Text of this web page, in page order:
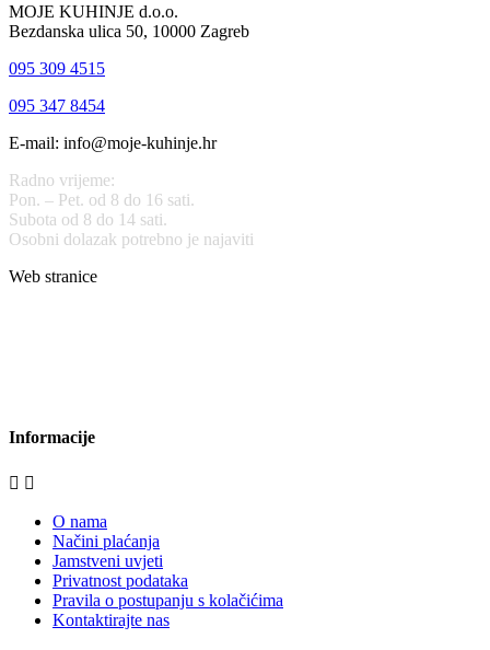
MOJE KUHINJE d.o.o.
Bezdanska ulica 50, 10000 Zagreb
095 309 4515
095 347 8454
E-mail: info@moje-kuhinje.hr
Radno vrijeme:
Pon. – Pet. od 8 do 16 sati.
Subota od 8 do 14 sati.
Osobni dolazak potrebno je najaviti
Web stranice
Informacije
 
O nama
Načini plaćanja
Jamstveni uvjeti
Privatnost podataka
Pravila o postupanju s kolačićima
Kontaktirajte nas